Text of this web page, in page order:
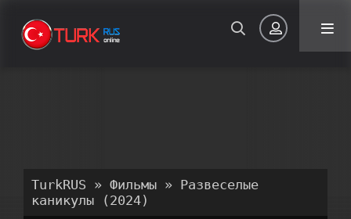
TurkRUS » Фильмы » Развеселые
каникулы (2024)